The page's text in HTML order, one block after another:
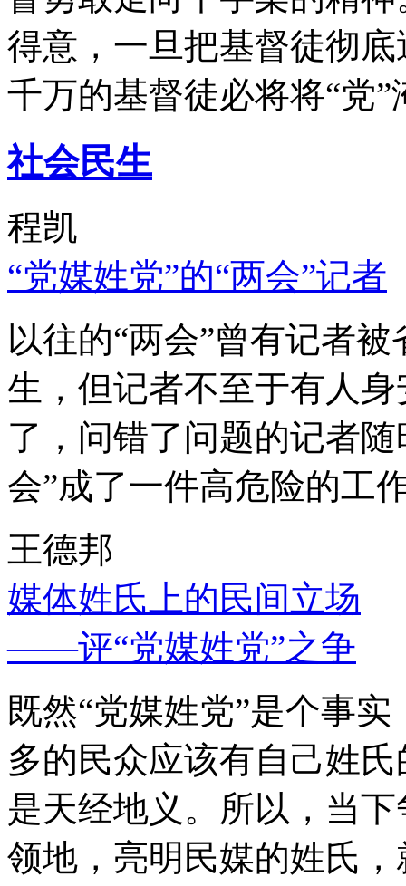
得意，一旦把基督徒彻
千万的基督徒必将将“党”
社会民生
程凯
“党媒姓党”的“两会”记者
以往的“两会”曾有记者
生，但记者不至于有人
了，问错了问题的记者
会”成了一件高危险的工
王德邦
媒体姓氏上的民间立场
——评“党媒姓党”之争
既然“党媒姓党”是个事
多的民众应该有自己姓
是天经地义。所以，当
领地，亮明民媒的姓氏